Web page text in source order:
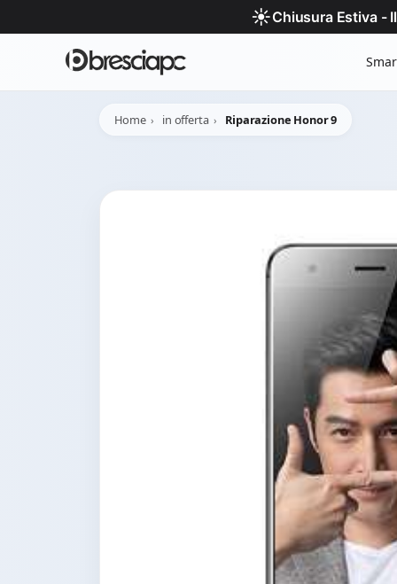
☀️Chiusura Estiva -
Home in offerta Riparazione Honor 9